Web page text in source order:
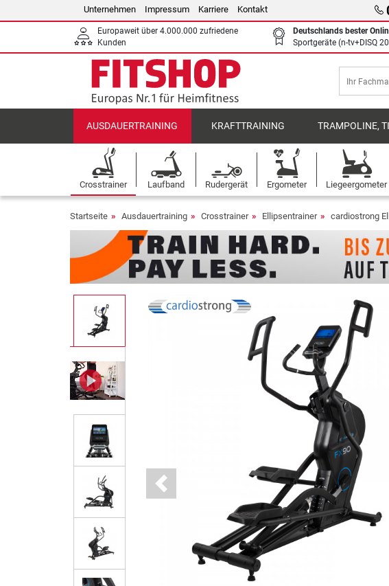
Unternehmen Impressum Karriere Kontakt
Europaweit über 4.000.000 zufriedene
Kunden
Deutschlands bester
Sportgeräte (n-tv+DISQ
AUSDAUERTRAINING KRAFTTRAINING TRAMPOLINE,
Crosstrainer Laufband Rudergerät Ergometer Liegeergometer
Startseite Ausdauertraining Crosstrainer Ellipsentrainer cardiostrong
Previous